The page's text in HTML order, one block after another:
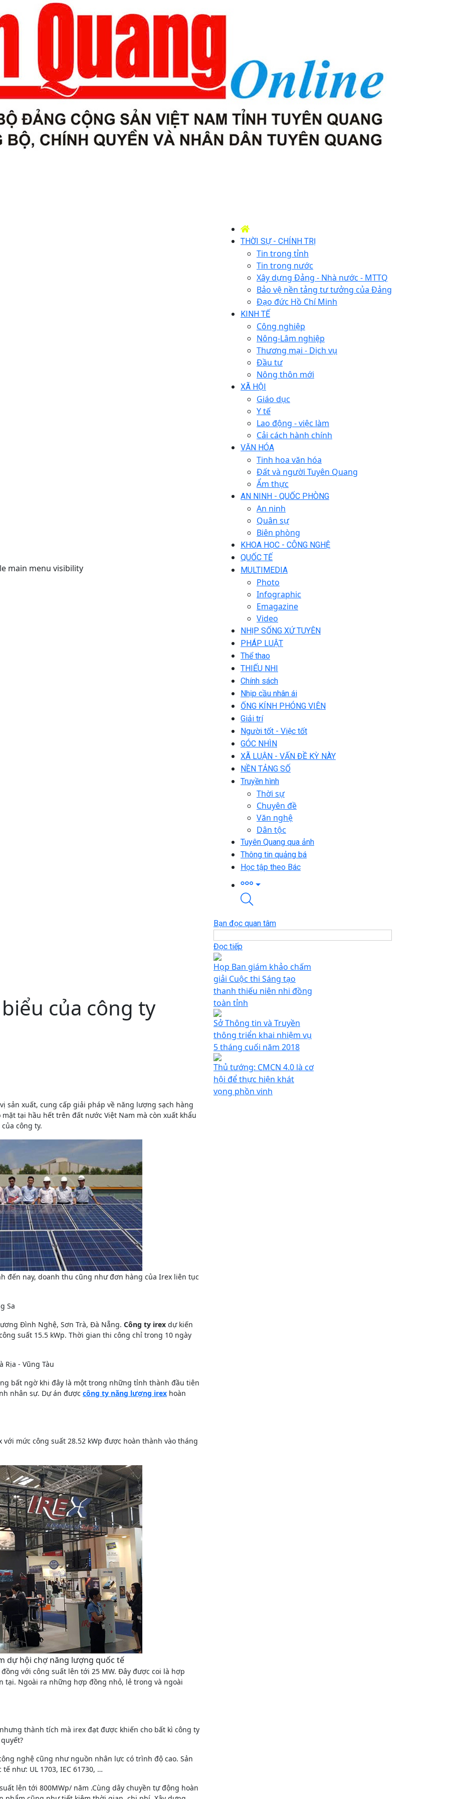
main menu visibility
THỜI SỰ - CHÍNH TRỊ
Tin trong tỉnh
Tin trong nước
Xây dựng Đảng - Nhà nước - MTTQ
Bảo vệ nền tảng tư tưởng của Đảng
Đạo đức Hồ Chí Minh
KINH TẾ
Công nghiệp
Nông-Lâm nghiệp
Thương mại - Dịch vụ
Đầu tư
Nông thôn mới
XÃ HỘI
Giáo dục
Y tế
Lao động - việc làm
Cải cách hành chính
VĂN HÓA
Tinh hoa văn hóa
Đất và người Tuyên Quang
Ẩm thực
AN NINH - QUỐC PHÒNG
An ninh
Quân sự
Biên phòng
KHOA HỌC - CÔNG NGHỆ
QUỐC TẾ
MULTIMEDIA
Photo
Infographic
Emagazine
Video
NHỊP SỐNG XỨ TUYÊN
PHÁP LUẬT
Thể thao
THIẾU NHI
Chính sách
Nhịp cầu nhân ái
ỐNG KÍNH PHÓNG VIÊN
Giải trí
Người tốt - Việc tốt
GÓC NHÌN
XÃ LUẬN - VẤN ĐỀ KỲ NÀY
NỀN TẢNG SỐ
Truyền hình
Thời sự
Chuyên đề
Văn nghệ
Dân tộc
Tuyên Quang qua ảnh
Thông tin quảng bá
Học tập theo Bác
của công ty
sản xuất, cung cấp giải pháp về năng lượng sạch hàng
tại hầu hết trên đất nước Việt Nam mà còn xuất khẩu
công ty.
đến nay, doanh thu cũng như đơn hàng của Irex liên tục
Sa
Đình Nghệ, Sơn Trà, Đà Nẵng. Công ty irex dự kiến
suất 15.5 kWp. Thời gian thi công chỉ trong 10 ngày
- Vũng Tàu
bất ngờ khi đây là một trong những tỉnh thành đầu tiên
nhân sự. Dự án được công ty năng lượng irex hoàn
mức công suất 28.52 kWp được hoàn thành vào tháng
dự hội chợ năng lượng quốc tế
với công suất lên tới 25 MW. Đây được coi là hợp
Ngoài ra những hợp đồng nhỏ, lẻ trong và ngoài
thành tích mà irex đạt được khiến cho bất kì công ty
nghệ cũng như nguồn nhân lực có trình độ cao. Sản
như: UL 1703, IEC 61730, …
lên tới 800MWp/ năm .Cùng dây chuyền tự động hoàn
Bạn đọc quan tâm
Đọc tiếp
Họp Ban giám khảo chấm
giải Cuộc thi Sáng tạo
thanh thiếu niên nhi đồng
toàn tỉnh
Sở Thông tin và Truyền
thông triển khai nhiệm vụ
5 tháng cuối năm 2018
Thủ tướng: CMCN 4.0 là cơ
hội để thực hiện khát
vọng phồn vinh